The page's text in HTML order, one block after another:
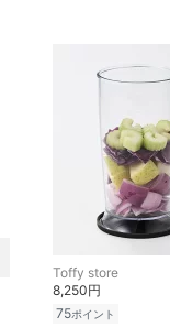
Toffy store
8,250円
75ポイント